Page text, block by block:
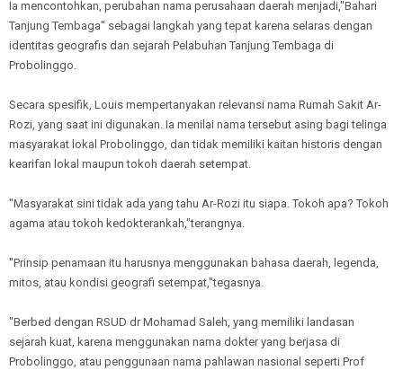
Ia mencontohkan, perubahan nama perusahaan daerah menjadi,"Bahari
Tanjung Tembaga" sebagai langkah yang tepat karena selaras dengan
identitas geografis dan sejarah Pelabuhan Tanjung Tembaga di
Probolinggo.
Secara spesifik, Louis mempertanyakan relevansi nama Rumah Sakit Ar-
Rozi, yang saat ini digunakan. Ia menilai nama tersebut asing bagi telinga
masyarakat lokal Probolinggo, dan tidak memiliki kaitan historis dengan
kearifan lokal maupun tokoh daerah setempat.
"Masyarakat sini tidak ada yang tahu Ar-Rozi itu siapa. Tokoh apa? Tokoh
agama atau tokoh kedokterankah,"terangnya.
"Prinsip penamaan itu harusnya menggunakan bahasa daerah, legenda,
mitos, atau kondisi geografi setempat,"tegasnya.
"Berbed dengan RSUD dr Mohamad Saleh, yang memiliki landasan
sejarah kuat, karena menggunakan nama dokter yang berjasa di
Probolinggo, atau penggunaan nama pahlawan nasional seperti Prof